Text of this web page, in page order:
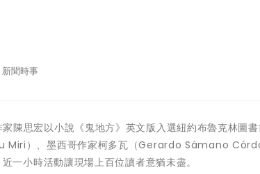
新聞時事
陳思宏以小說《鬼地方》英文版入選紐約布魯克林圖
Miri）、墨西哥作家柯多瓦（Gerardo Sámano
小時活動讓現場上百位讀者意猶未盡。